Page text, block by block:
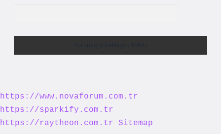
https://www.novaforum.com.tr
https://sparkify.com.tr
https://raytheon.com.tr
Sitemap